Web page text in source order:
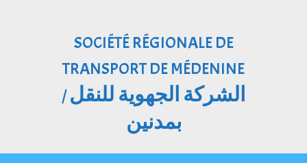
SOCIÉTÉ RÉGIONALE DE
TRANSPORT DE MÉDENINE
/الشركة الجهوية للنقل
بمدنين